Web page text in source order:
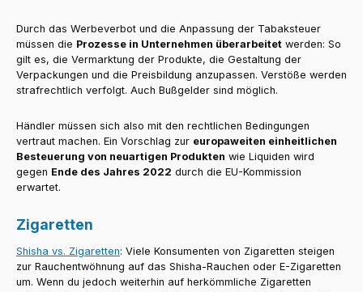
Durch das Werbeverbot und die Anpassung der Tabaksteuer
müssen die Prozesse in Unternehmen überarbeitet werden: So
gilt es, die Vermarktung der Produkte, die Gestaltung der
Verpackungen und die Preisbildung anzupassen. Verstöße werden
strafrechtlich verfolgt. Auch Bußgelder sind möglich.
Händler müssen sich also mit den rechtlichen Bedingungen
vertraut machen. Ein Vorschlag zur europaweiten einheitlichen
Besteuerung von neuartigen Produkten wie Liquiden wird
gegen Ende des Jahres 2022 durch die EU-Kommission
erwartet.
Zigaretten
Shisha vs. Zigaretten: Viele Konsumenten von Zigaretten steigen
zur Rauchentwöhnung auf das Shisha-Rauchen oder E-Zigaretten
um. Wenn du jedoch weiterhin auf herkömmliche Zigaretten